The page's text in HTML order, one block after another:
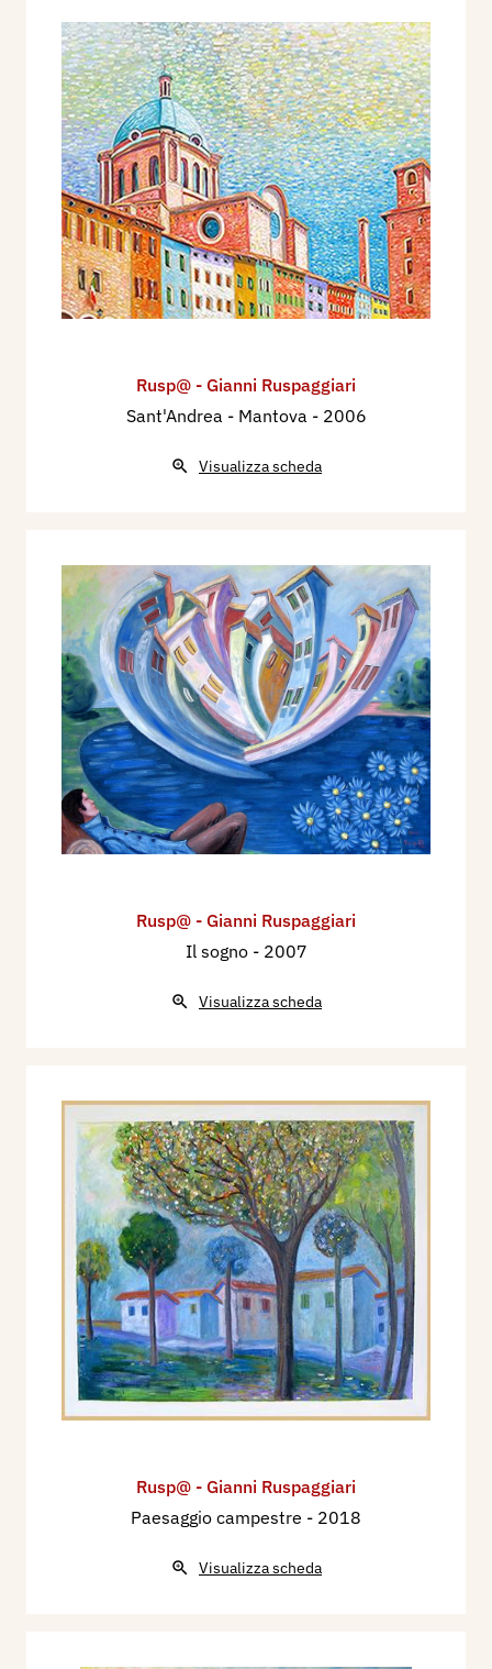
Rusp@ - Gianni Ruspaggiari
Sant'Andrea - Mantova - 2006
Visualizza scheda
Rusp@ - Gianni Ruspaggiari
Il sogno - 2007
Visualizza scheda
Rusp@ - Gianni Ruspaggiari
Paesaggio campestre - 2018
Visualizza scheda